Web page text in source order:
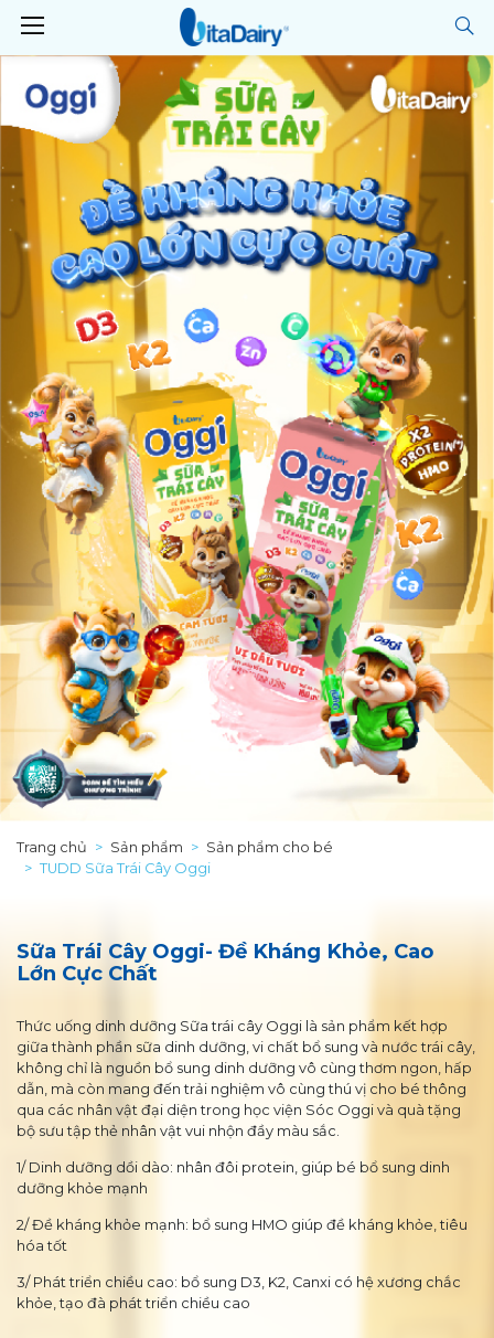
Trang chủ Sản phẩm
Sản phẩm cho bé
TUDD Sữa Trái Cây Oggi
Sữa Trái Cây Oggi- Đề Kháng Khỏe, Cao
Lớn Cực Chất
Thức uống dinh dưỡng Sữa trái cây Oggi là sản phẩm kết hợp
giữa thành phần sữa dinh dưỡng, vi chất bổ sung và nước trái cây,
không chỉ là nguồn bổ sung dinh dưỡng vô cùng thơm ngon, hấp
dẫn, mà còn mang đến trải nghiệm vô cùng thú vị cho bé thông
qua các nhân vật đại diện trong học viện Sóc Oggi và quà tặng
bộ sưu tập thẻ nhân vật vui nhộn đầy màu sắc.
1/ Dinh dưỡng dồi dào: nhân đôi protein, giúp bé bổ sung dinh
dưỡng khỏe mạnh
2/ Đề kháng khỏe mạnh: bổ sung HMO giúp đề kháng khỏe, tiêu
hóa tốt
3/ Phát triển chiều cao: bổ sung D3, K2, Canxi có hệ xương chắc
khỏe, tạo đà phát triển chiều cao